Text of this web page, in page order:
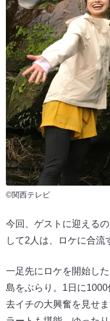
©関西テレビ
今回、ゲストに迎える
して2人は、ロケに合流
一足先にロケを開始し
島をぶらり。1日に
去イチの大興奮を見せ